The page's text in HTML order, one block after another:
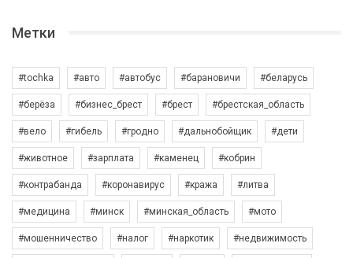
Метки
#tochka #авто #автобус #барановичи #беларусь
#берёза #бизнес_брест #брест #брестская_область
#вело #гибель #гродно #дальнобойщик #дети
#животное #зарплата #каменец #кобрин
#контрабанда #коронавирус #кража #литва
#медицина #минск #минская_область #мото
#мошенничество #налог #наркотик #недвижимость